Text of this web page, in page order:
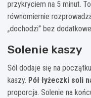
przykryciem na 5 minut.
równomiernie
„dochodzi” bez
Solenie kaszy
Sól dodaje się na
kaszy. Pół łyżeczki soli
proporcja. Solenie na